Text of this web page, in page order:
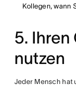
Kollegen, wann
5.
nutzen
Jeder Mensch hat